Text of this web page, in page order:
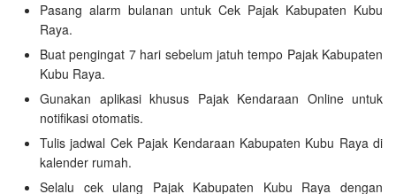
Pasang alarm bulanan untuk Cek Pajak Kabupaten Kubu
Raya.
Buat pengingat 7 hari sebelum jatuh tempo Pajak Kabupaten
Kubu Raya.
Gunakan aplikasi khusus Pajak Kendaraan Online untuk
notifikasi otomatis.
Tulis jadwal Cek Pajak Kendaraan Kabupaten Kubu Raya di
kalender rumah.
Selalu cek ulang Pajak Kabupaten Kubu Raya dengan